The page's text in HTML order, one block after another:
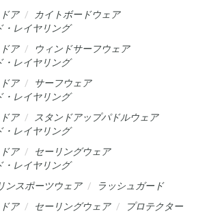
ア
カイトボードウェア
・レイヤリング
ア
ウィンドサーフウェア
・レイヤリング
ア
サーフウェア
・レイヤリング
ア
スタンドアップパドルウェア
・レイヤリング
ア
セーリングウェア
・レイヤリング
ンスポーツウェア
ラッシュガード
ア
セーリングウェア
プロテクター